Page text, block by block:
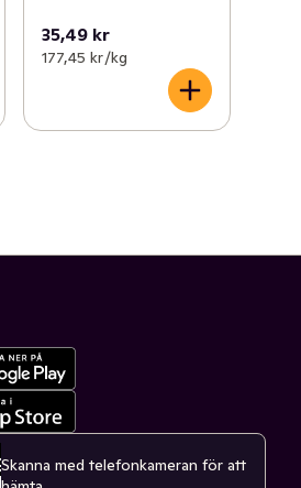
35,49 kr
177,45 kr /kg
Skanna med telefonkameran för att